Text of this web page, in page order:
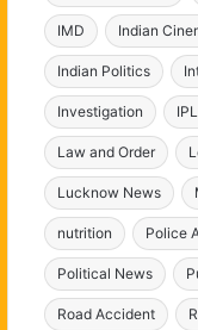
IMD Indian
Indian Politics
Investigation
Law and Order
Lucknow News
nutrition Police
Political News
Road Accident